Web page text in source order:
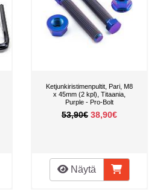
Ketjunkiristimenpultit, Pari, M8
x 45mm (2 kpl), Titaania,
Purple - Pro-Bolt
53,90€ 38,90€
Näytä